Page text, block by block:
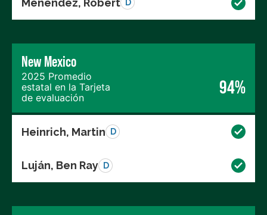
Menendez, Robert D
New Mexico
2025 Promedio
estatal en la Tarjeta
de evaluación
94%
Heinrich, Martin D
Luján, Ben Ray D